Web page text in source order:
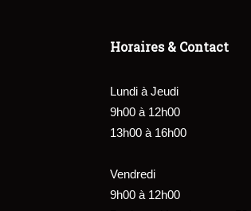
Horaires & Contact
Lundi à Jeudi
9h00 à 12h00
13h00 à 16h00
Vendredi
9h00 à 12h00